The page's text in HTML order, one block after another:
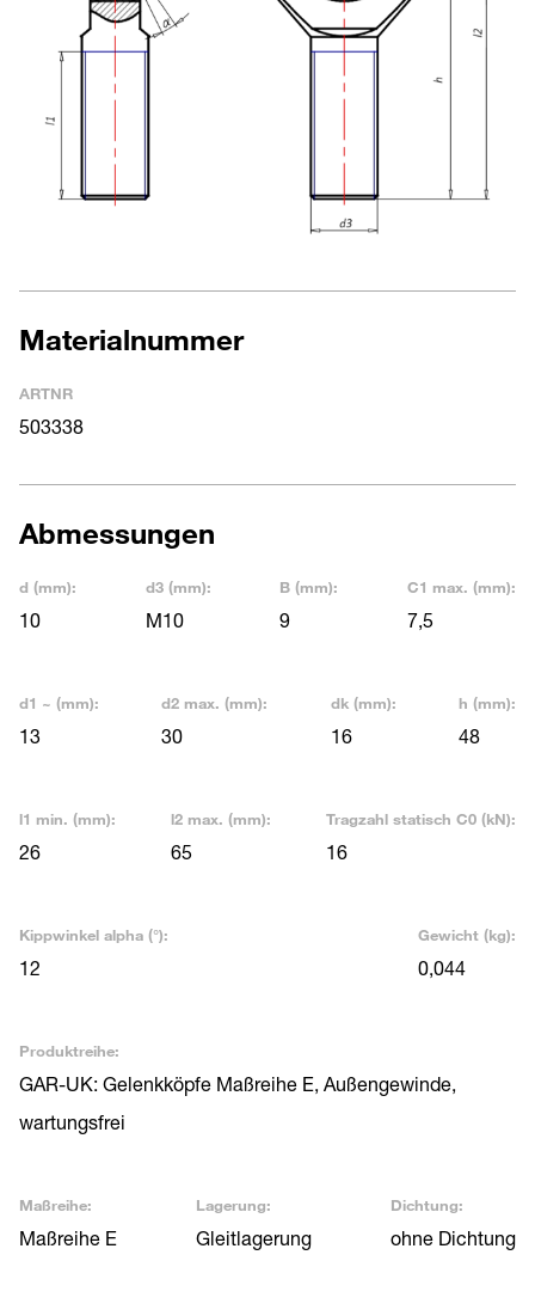
Materialnummer
ARTNR
503338
Abmessungen
d (mm):
10
d3 (mm):
M10
B (mm):
9
C1 max. (mm):
7,5
d1 ~ (mm):
13
d2 max. (mm):
30
dk (mm):
16
h (mm):
48
l1 min. (mm):
26
l2 max. (mm):
65
Tragzahl statisch C0 (kN):
16
Kippwinkel alpha (°):
12
Gewicht (kg):
0,044
Produktreihe:
GAR-UK: Gelenkköpfe Maßreihe E, Außengewinde,
wartungsfrei
Maßreihe:
Maßreihe E
Lagerung:
Gleitlagerung
Dichtung:
ohne Dichtung